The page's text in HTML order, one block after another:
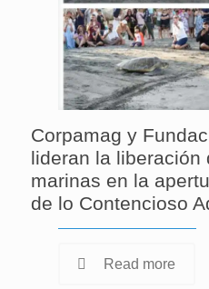
Corpamag y
lideran la liberación
marinas en la
de lo Contencioso
Read more